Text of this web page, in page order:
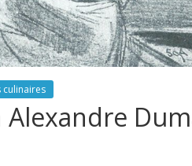
culinaires
Alexandre